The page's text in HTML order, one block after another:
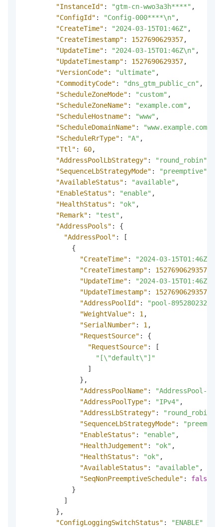
"InstanceId" : "gtm-cn-wwo3a3h****" ,
"ConfigId" : "Config-000****\n" ,
"CreateTime" : "2024-03-15T01:46Z" ,
"CreateTimestamp" : 1527690629357,
"UpdateTime" : "2024-03-15T01:46Z\n" ,
"UpdateTimestamp" : 1527690629357,
"VersionCode" : "ultimate" ,
"CommodityCode" : "dns_gtm_public_cn" ,
"ScheduleZoneMode" : "custom" ,
"ScheduleZoneName" : "example.com" ,
"ScheduleHostname" : "www" ,
"ScheduleDomainName" : "www.example.com\n"
"ScheduleRrType" : "A" ,
"Ttl" : 60,
"AddressPoolLbStrategy" : "round_robin"
"SequenceLbStrategyMode" : "preemptive"
"AvailableStatus" : "available" ,
"EnableStatus" : "enable" ,
"HealthStatus" : "ok" ,
"Remark" : "test" ,
"AddressPools" :
{
"AddressPool" :
[
{
"CreateTime" : "2024-03-15T01:46Z"
"CreateTimestamp" : 1527690629357
"UpdateTime" : "2024-03-15T01:46Z"
"UpdateTimestamp" : 1527690629357
"AddressPoolId" :
"pool-
"WeightValue" : 1 ,
"SerialNumber" : 1 ,
"RequestSource" :
{
"RequestSource" :
[
"[\"default\"]"
]
} ,
"AddressPoolName" :
"AddressPool-1\n"
"AddressPoolType" : "IPv4" ,
"AddressLbStrategy" : "round_robin"
"SequenceLbStrategyMode" :
"EnableStatus" : "enable" ,
"HealthJudgement" : "ok" ,
"HealthStatus" : "ok" ,
"AvailableStatus" : "available" ,
"SeqNonPreemptiveSchedule" :
false
}
]
} ,
"ConfigLoggingSwitchStatus" :
"ENABLE"